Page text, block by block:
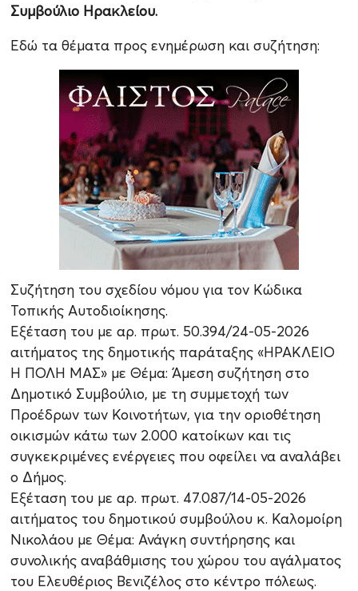
Συμβούλιο Ηρακλείου.
Εδώ τα θέματα προς ενημέρωση και συζήτηση:
Συζήτηση του σχεδίου νόμου για τον Κώδικα
Τοπικής Αυτοδιοίκησης.
Εξέταση του με αρ. πρωτ. 50.394/24-05-2026
αιτήματος της δημοτικής παράταξης «ΗΡΑΚΛΕΙΟ
Η ΠΟΛΗ ΜΑΣ» με Θέμα: Άμεση συζήτηση στο
Δημοτικό Συμβούλιο, με τη συμμετοχή των
Προέδρων των Κοινοτήτων, για την οριοθέτηση
οικισμών κάτω των 2.000 κατοίκων και τις
συγκεκριμένες ενέργειες που οφείλει να αναλάβει
ο Δήμος.
Εξέταση του με αρ. πρωτ. 47.087/14-05-2026
αιτήματος του δημοτικού συμβούλου κ. Καλομοίρη
Νικολάου με Θέμα: Ανάγκη συντήρησης και
συνολικής αναβάθμισης του χώρου του αγάλματος
του Ελευθέριος Βενιζέλος στο κέντρο πόλεως.